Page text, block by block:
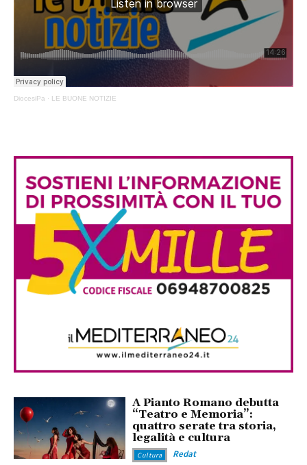
DiocesiPa · LE BUONE NOTIZIE
A Pianto Romano debutta
“Teatro e Memoria”:
quattro serate tra storia,
legalità e cultura
Cultura Redat